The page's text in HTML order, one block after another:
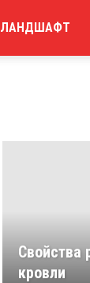
ЛАНДШАФТ
Свойства
кровли